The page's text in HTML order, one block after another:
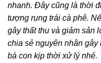
nhanh. Đây cũng là thời
tượng rụng trái cà phê.
gây thất thu và giảm sản
chia sẻ nguyên nhân
bà con kịp thời xử lý nhé.